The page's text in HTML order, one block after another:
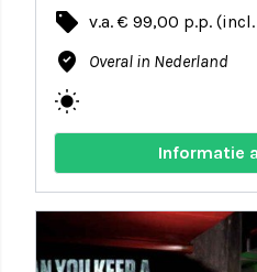
local_offer v.a. € 99,00 p.p.
where_to_vote Overal in Nederland
wb_sunny
Informatie